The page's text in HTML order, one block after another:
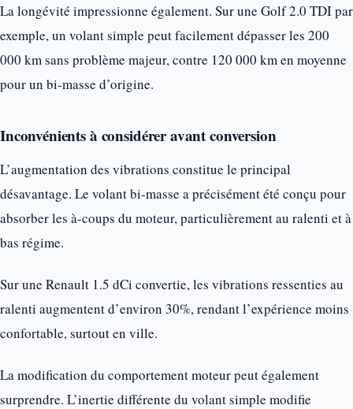
La longévité impressionne également. Sur une Golf 2.0 TDI par
exemple, un volant simple peut facilement dépasser les 200
000 km sans problème majeur, contre 120 000 km en moyenne
pour un bi-masse d’origine.
Inconvénients à considérer avant conversion
L’augmentation des vibrations constitue le principal
désavantage. Le volant bi-masse a précisément été conçu pour
absorber les à-coups du moteur, particulièrement au ralenti et à
bas régime.
Sur une Renault 1.5 dCi convertie, les vibrations ressenties au
ralenti augmentent d’environ 30%, rendant l’expérience moins
confortable, surtout en ville.
La modification du comportement moteur peut également
surprendre. L’inertie différente du volant simple modifie